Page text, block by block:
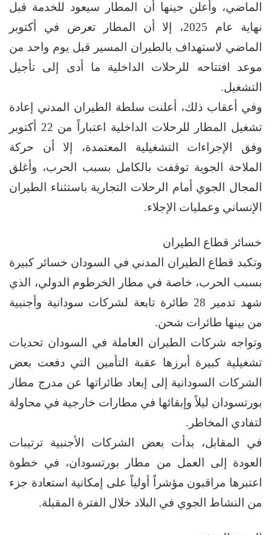
الماضي، وأعلن حينها أن المطار سيعود للخدمة قبل
نهاية عام 2025، إلا أن المطار تعرض في أكتوبر
الماضي لاستهداف بالطيران المسير قبل يوم واحد من
موعد افتتاحه للرحلات الداخلية ما أدى إلى تأجيل
التشغيل.
وفي أعقاب ذلك، أعلنت سلطة الطيران المدني إعادة
تشغيل المطار للرحلات الداخلية اعتباراً من 22 أكتوبر
وفق الإجراءات التشغيلية المعتمدة، إلا أن حركة
الملاحة الجوية توقفت بالكامل بسبب الحرب، وأغلق
المجال الجوي أمام الرحلات التجارية باستثناء الطيران
الإنساني وعمليات الإجلاء.
خسائر قطاع الطيران
وتكبد قطاع الطيران المدني في السودان خسائر كبيرة
بسبب الحرب، خاصة في مطار الخرطوم الدولي، الذي
شهد تدمير 28 طائرة تابعة لشركات سودانية وأجنبية
من بينها طائرات شحن.
وتواجه شركات الطيران العاملة في السودان تحديات
تشغيلية كبيرة أبرزها عقبة التأمين التي دفعت بعض
الشركات السودانية إلى إبعاد طائراتها عن مدرج مطار
بورتسودان ليلاً وإبقائها في مطارات خارجية في محاولة
لتفادي المخاطر.
في المقابل، بدأت بعض الشركات الأجنبية ترتيبات
العودة إلى العمل من مطار بورتسودان، في خطوة
اعتبرها مراقبون مؤشراً أولياً على إمكانية استعادة جزء
من النشاط الجوي في البلاد خلال الفترة المقبلة.